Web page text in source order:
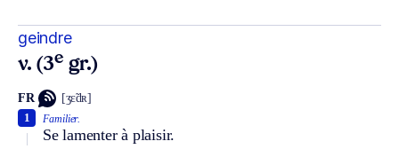
geindre
v. (3e gr.)
FR [ʒɛ̃dʀ]
Familier.
Se lamenter à plaisir.
1